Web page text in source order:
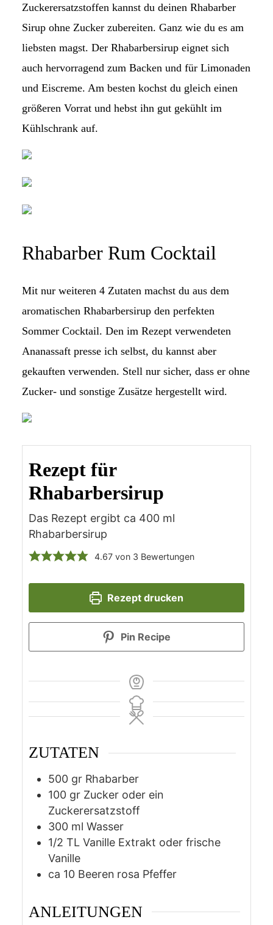
Zuckerersatzstoffen kannst du deinen Rhabarber
Sirup ohne Zucker zubereiten. Ganz wie du es am
liebsten magst. Der Rhabarbersirup eignet sich
auch hervorragend zum Backen und für Limonaden
und Eiscreme. Am besten kochst du gleich einen
größeren Vorrat und hebst ihn gut gekühlt im
Kühlschrank auf.
Rhabarber Rum Cocktail
Mit nur weiteren 4 Zutaten machst du aus dem
aromatischen Rhabarbersirup den perfekten
Sommer Cocktail. Den im Rezept verwendeten
Ananassaft presse ich selbst, du kannst aber
gekauften verwenden. Stell nur sicher, dass er ohne
Zucker- und sonstige Zusätze hergestellt wird.
Rezept für
Rhabarbersirup
Das Rezept ergibt ca 400 ml
Rhabarbersirup
4.67 von 3 Bewertungen
Rezept drucken
Pin Recipe
ZUTATEN
500 gr Rhabarber
100 gr Zucker oder ein
Zuckerersatzstoff
300 ml Wasser
1/2 TL Vanille Extrakt oder frische
Vanille
ca 10 Beeren rosa Pfeffer
ANLEITUNGEN